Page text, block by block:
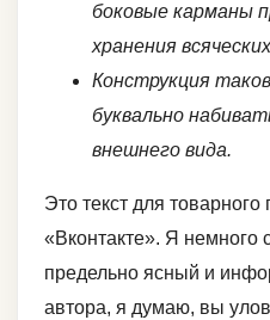
боковые карманы
хранения
Конструкция
буквально
внешнего вида.
Это текст для
«Вконтакте». Я немного
предельно ясный и
автора, я думаю, вы